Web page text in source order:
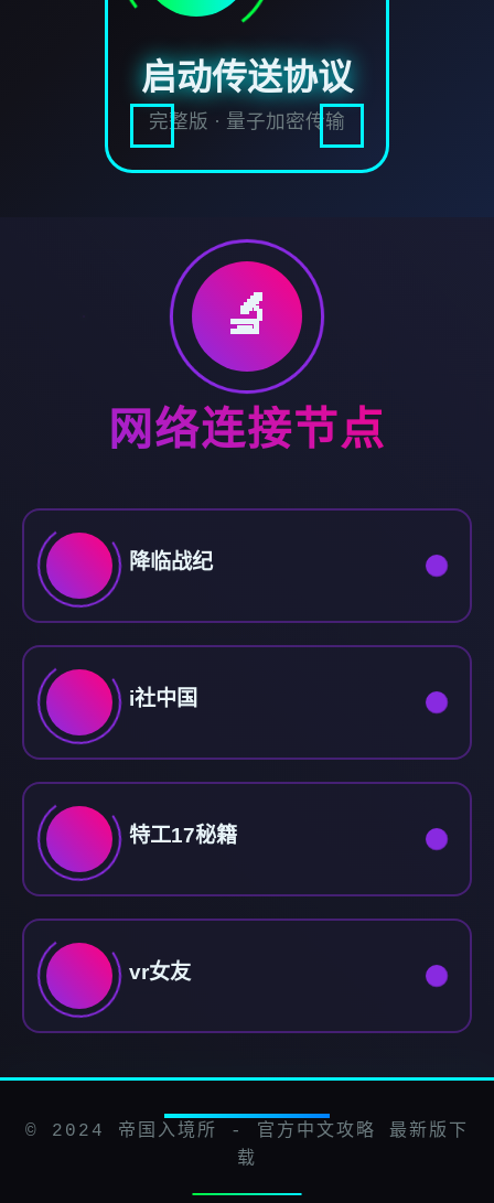
启动传送协议
完整版 · 量子加密传输
🔬
网络连接节点
降临战纪
i社中国
特工17秘籍
vr女友
© 2024 帝国入境所 - 官方中文攻略 最新版下
载